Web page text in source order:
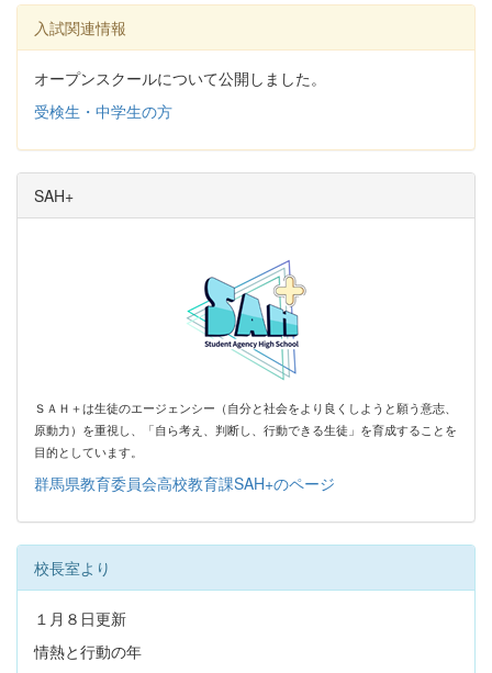
入試関連情報
オープンスクールについて公開しました。
受検生・中学生の方
SAH+
ＳＡＨ＋は生徒のエージェンシー（自分と社会をより良くしようと願う意志、
原動力）を重視し、「自ら考え、判断し、行動できる生徒」を育成することを
目的としています。
群馬県教育委員会高校教育課SAH+のページ
校長室より
１月８日更新
情熱と行動の年